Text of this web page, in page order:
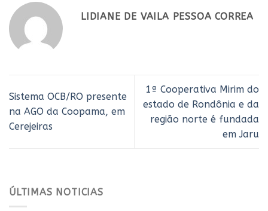
LIDIANE DE VAILA PESSOA CORREA
Sistema OCB/RO presente
na AGO da Coopama, em
Cerejeiras
1ª Cooperativa Mirim do
estado de Rondônia e da
região norte é fundada
em Jaru
ÚLTIMAS NOTICIAS